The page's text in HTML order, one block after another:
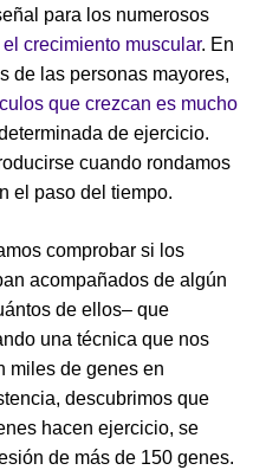
para los numerosos
crecimiento muscular. En
de las personas mayores,
que crezcan es mucho
de ejercicio.
cuando rondamos
el paso del tiempo.
comprobar si los
acompañados de algún
de ellos– que
una técnica que nos
miles de genes en
descubrimos que
hacen ejercicio, se
de más de 150 genes.